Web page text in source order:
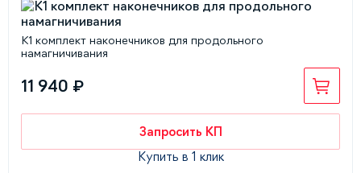
К1 комплект наконечников для продольного
намагничивания
11 940 ₽
Запросить КП
Купить в 1 клик